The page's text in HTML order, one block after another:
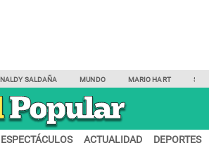
NALDY SALDAÑA MUNDO MARIO HART
ESPECTÁCULOS ACTUALIDAD DEPORTES